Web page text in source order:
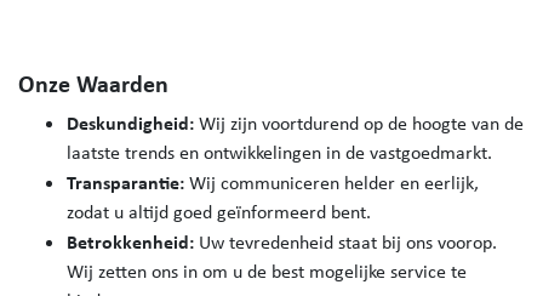
Onze Waarden
Deskundigheid:Wij zijn voortdurend op de hoogte van de
laatste trends en ontwikkelingen in de vastgoedmarkt.
Transparantie:Wij communiceren helder en eerlijk,
zodat u altijd goed geïnformeerd bent.
Betrokkenheid: Uw tevredenheid staat bij ons voorop.
Wij zetten ons in om u de best mogelijke service te